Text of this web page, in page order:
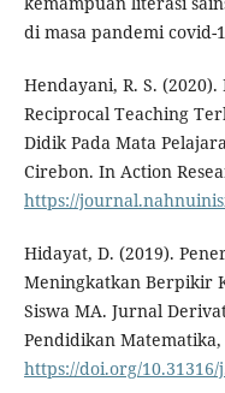
di masa pandemi covid-
Hendayani, R. S.
Reciprocal Teaching
Didik Pada Mata
Cirebon. In Action
https://
Hidayat, D. (2019).
Meningkatkan Berpikir
Siswa MA. Jurnal
Pendidikan Matematika,
https://doi.org/